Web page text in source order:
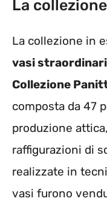
La
La collezione in
vasi straordinari
Collezione
composta da 47
produzione
raffigurazioni di
realizzate in
vasi furono